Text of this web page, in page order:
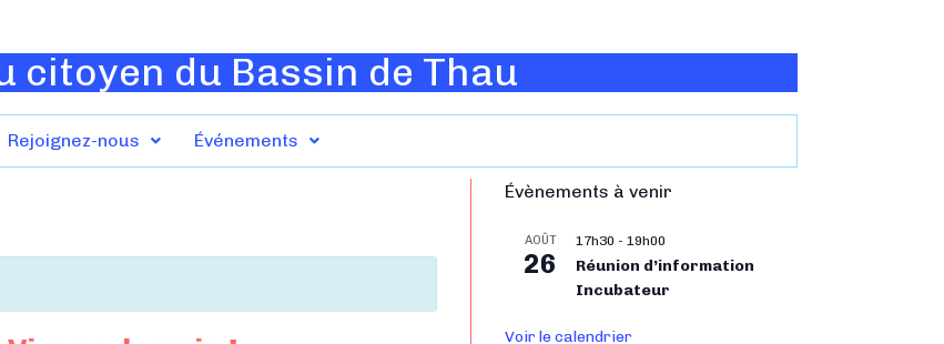
citoyen du Bassin de Thau
Rejoignez-nous Événements
Évènements à venir
AOÛT
26
17h30 -19h00
Réunion d’information
Incubateur
Voir le calendrier